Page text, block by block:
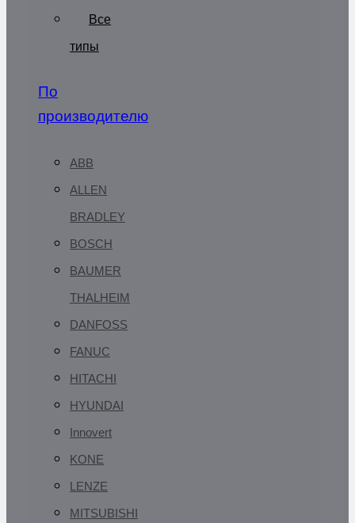
Все
типы
По
производителю
ABB
ALLEN
BRADLEY
BOSCH
BAUMER
THALHEIM
DANFOSS
FANUC
HITACHI
HYUNDAI
Innovert
KONE
LENZE
MITSUBISHI